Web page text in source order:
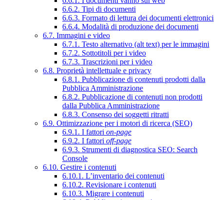
6.6.2. Tipi di documenti
6.6.3. Formato di lettura dei documenti elettronici
6.6.4. Modalità di produzione dei documenti
6.7. Immagini e video
6.7.1. Testo alternativo (alt text) per le immagini
6.7.2. Sottotitoli per i video
6.7.3. Trascrizioni per i video
6.8. Proprietà intellettuale e privacy
6.8.1. Pubblicazione di contenuti prodotti dalla
Pubblica Amministrazione
6.8.2. Pubblicazione di contenuti non prodotti
dalla Pubblica Amministrazione
6.8.3. Consenso dei soggetti ritratti
6.9. Ottimizzazione per i motori di ricerca (SEO)
6.9.1. I fattori on-page
6.9.2. I fattori off-page
6.9.3. Strumenti di diagnostica SEO: Search
Console
6.10. Gestire i contenuti
6.10.1. L’inventario dei contenuti
6.10.2. Revisionare i contenuti
6.10.3. Migrare i contenuti